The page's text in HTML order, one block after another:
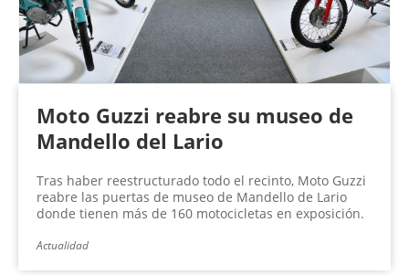
Moto Guzzi reabre su museo de
Mandello del Lario
Tras haber reestructurado todo el recinto, Moto Guzzi
reabre las puertas de museo de Mandello de Lario
donde tienen más de 160 motocicletas en exposición.
Actualidad